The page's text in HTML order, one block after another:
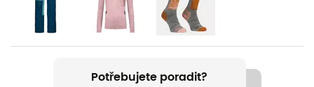
Dámské
Hmotnost
Potřebujete poradit?